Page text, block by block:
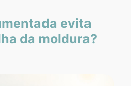
evita
da moldura?